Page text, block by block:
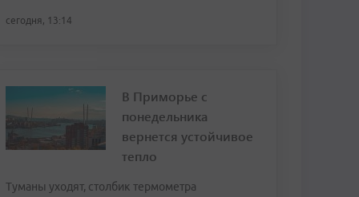
сегодня, 13:14
В Приморье с
понедельника
вернется устойчивое
тепло
Туманы уходят, столбик термометра